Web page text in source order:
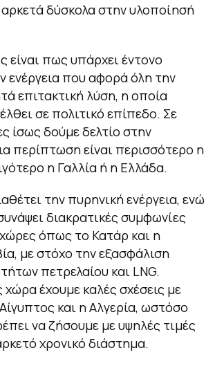
δύσκολα στην υλοποίησή
είναι πως υπάρχει έντονο
ενέργεια που αφορά όλη την
επιτακτική λύση, η οποία
σε πολιτικό επίπεδο. Σε
ίσως δούμε δελτίο στην
περίπτωση είναι περισσότερο η
η Γαλλία ή η Ελλάδα.
την πυρηνική ενέργεια, ενώ
διακρατικές συμφωνίες
χώρες όπως το Κατάρ και η
με στόχο την εξασφάλιση
πετρελαίου και LNG.
έχουμε καλές σχέσεις με
και η Αλγερία, ωστόσο
να ζήσουμε με υψηλές τιμές
χρονικό διάστημα.